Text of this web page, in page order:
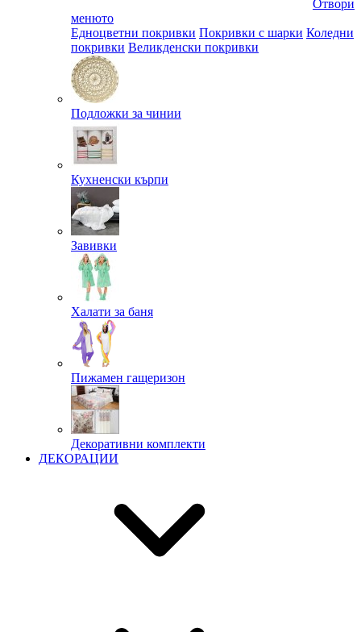
Отвори
менюто
Едноцветни покривки Покривки с шарки Коледни
покривки Великденски покривки
Подложки за чинии
Кухненски кърпи
Завивки
Халати за баня
Пижамен гащеризон
Декоративни комплекти
ДЕКОРАЦИИ